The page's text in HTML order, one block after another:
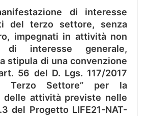
di interesse
del terzo settore, senza
impegnati in attività non
di interesse generale,
stipula di una convenzione
56 del D. Lgs. 117/2017
Terzo Settore” per la
delle attività previste nelle
del Progetto LIFE21-NAT-